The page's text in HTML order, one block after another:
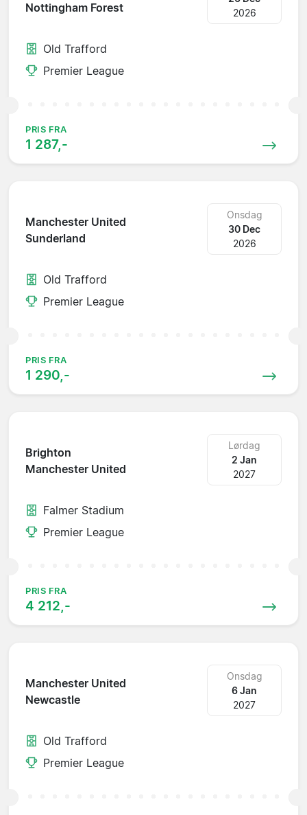
Nottingham Forest
2026
Old Trafford
Premier League
PRIS FRA
1 287,-
Manchester United
Sunderland
Onsdag
30 Dec
2026
Old Trafford
Premier League
PRIS FRA
1 290,-
Brighton
Manchester United
Lørdag
2 Jan
2027
Falmer Stadium
Premier League
PRIS FRA
4 212,-
Manchester United
Newcastle
Onsdag
6 Jan
2027
Old Trafford
Premier League